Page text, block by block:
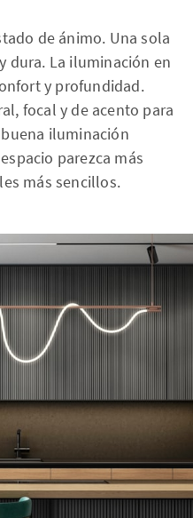
de ánimo. Una sola
dura. La iluminación en
y profundidad.
focal y de acento para
iluminación
parezca más
más sencillos.